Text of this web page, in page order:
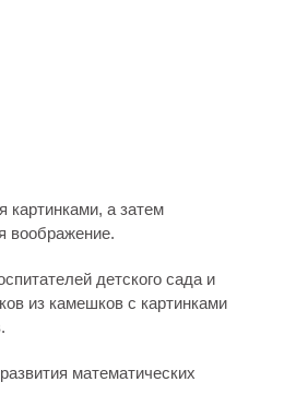
а затем
воображение.
детского сада и
из камешков с картинками
математических